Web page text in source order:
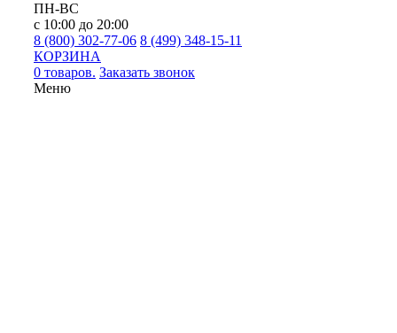
ПН-ВС
с 10:00 до 20:00
8 (800) 302-77-06 8 (499) 348-15-11
КОРЗИНА
0 товаров. Заказать звонок
Меню